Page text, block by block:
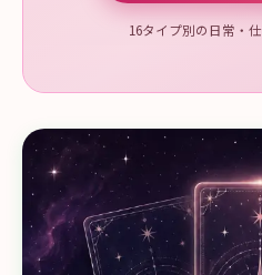
16タイプ別の日常・